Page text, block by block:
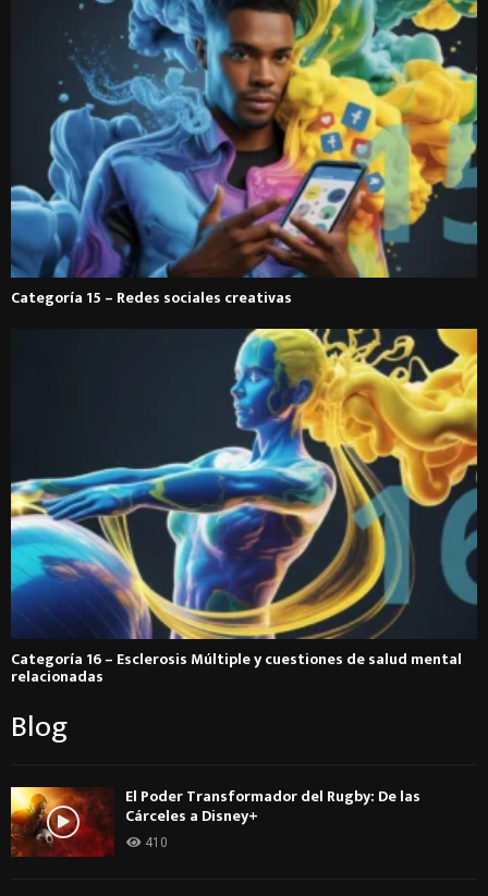
Categoría 15 – Redes sociales creativas
Categoría 16 – Esclerosis Múltiple y cuestiones de salud mental
relacionadas
Blog
El Poder Transformador del Rugby: De las
Cárceles a Disney+
410